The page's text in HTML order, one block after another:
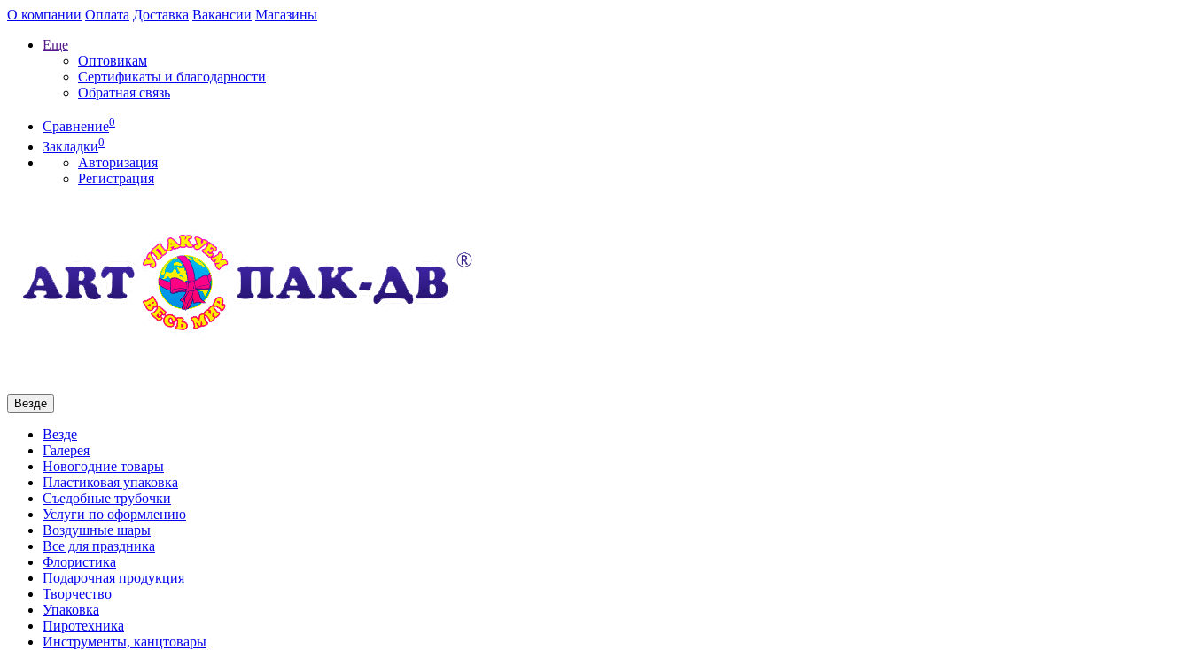
О компании Оплата Доставка Вакансии Магазины
Еще
Оптовикам
Сертификаты и благодарности
Обратная связь
Сравнение0
Закладки0
Авторизация
Регистрация
Везде
Везде
Галерея
Новогодние товары
Пластиковая упаковка
Съедобные трубочки
Услуги по оформлению
Воздушные шары
Все для праздника
Флористика
Подарочная продукция
Творчество
Упаковка
Пиротехника
Инструменты, канцтовары